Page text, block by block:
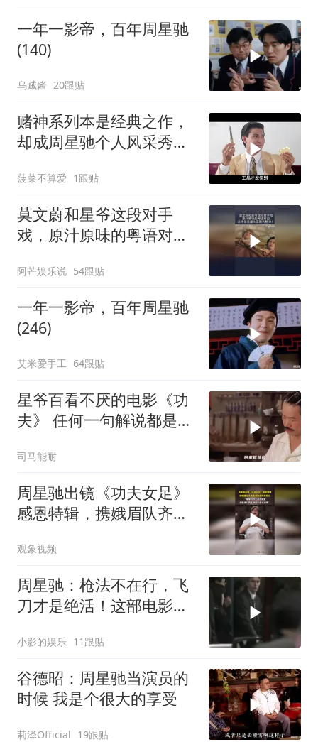
一年一影帝，百年周星驰
(140)
乌贼酱 20跟贴
赌神系列本是经典之作，
却成周星驰个人风采秀，
菠菜不算爱 1跟贴
莫文蔚和星爷这段对手
戏，原汁原味的粤语对
魅力！
阿芒娱乐说 54跟贴
一年一影帝，百年周星驰
(246)
艾米爱手工 64跟贴
星爷百看不厌的电影《功
夫》 任何一句解说都是对
司马能耐
周星驰出镜《功夫女足》
感恩特辑，携娥眉队齐声
观象视频
周星驰：枪法不在行，飞
刀才是绝活！这部电影你
小影的娱乐 11跟贴
谷德昭：周星驰当演员的
时候 我是个很大的享受
莉泽Official 19跟贴